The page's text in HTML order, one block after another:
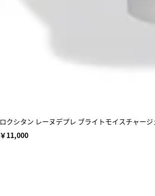
ロクシタン レーヌデプレ ブライトモイスチャー
￥11,000